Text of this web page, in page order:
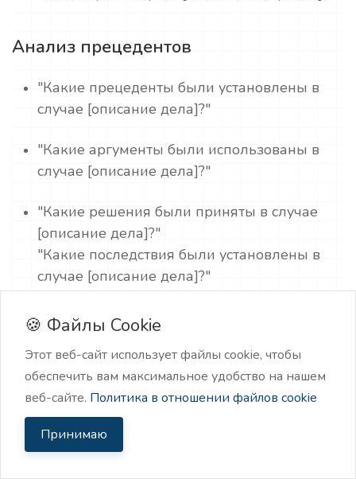
Анализ прецедентов
"Какие прецеденты были установлены в
случае [описание дела]?"
"Какие аргументы были использованы в
случае [описание дела]?"
"Какие решения были приняты в случае
[описание дела]?"
"Какие последствия были установлены в
случае [описание дела]?"
"Какие выводы можно сделать из
Подготовка презентаций и докладов
"Подготовьте презентацию на тему
🍪 Файлы Cookie
Этот веб-сайт использует файлы cookie, чтобы
обеспечить вам максимальное удобство на нашем
веб-сайте. Политика в отношении файлов cookie
Принимаю